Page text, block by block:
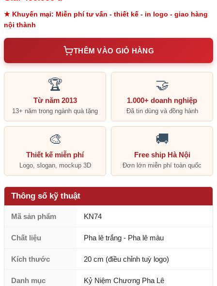
★ Khuyến mại: Miễn phí tư vấn - thiết kế - in logo - giao hàng
nội thành
THÊM VÀO GIỎ HÀNG
🏆
Từ năm 2013
13+ năm trong ngành quà tặng
🤝
1.000+ doanh nghiệp
Đã tin dùng và đồng hành
🎨
Thiết kế miễn phí
Logo, slogan, mockup 3D
🚚
Free ship Hà Nội
Đơn lớn miễn phí toàn quốc
Thông số kỹ thuật
Mã sản phẩm KN74
Chất liệu Pha lê trắng - Pha lê màu
Kích thước 20 cm (điều chỉnh tuỳ logo)
Danh mục Kỷ Niệm Chương Pha Lê